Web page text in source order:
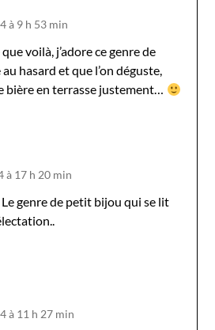
à 9 h 53 min
voilà, j’adore ce genre de
hasard et que l’on déguste,
bière en terrasse justement…
à 17 h 20 min
genre de petit bijou qui se lit
à 11 h 27 min